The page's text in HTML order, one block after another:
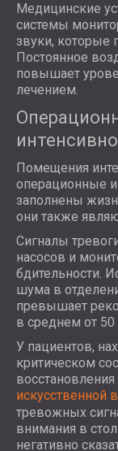
Медицинские
системы
звуки, которые
Постоянное
повышает
лечением.
Помещения
операционные и
заполнены
они также
Сигналы
насосов и
бдительности.
шума в
превышает
в среднем от 50
У пациентов,
критическом
искусственной
тревожных
внимания в
негативно